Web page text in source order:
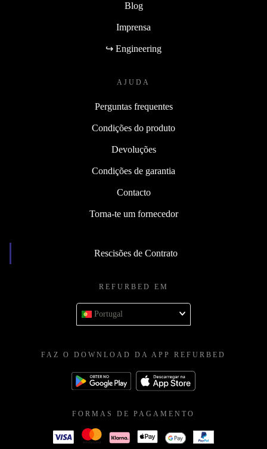
Blog
Imprensa
↪ Engineering
AJUDA
Perguntas frequentes
Condições do produto
Devoluções
Condições de garantia
Contacto
Torna-te um fornecedor
Rescisões de Contrato
REFURBED EM
Portugal
FAZ O DOWNLOAD DA APP REFURBED
FORMAS DE PAGAMENTO